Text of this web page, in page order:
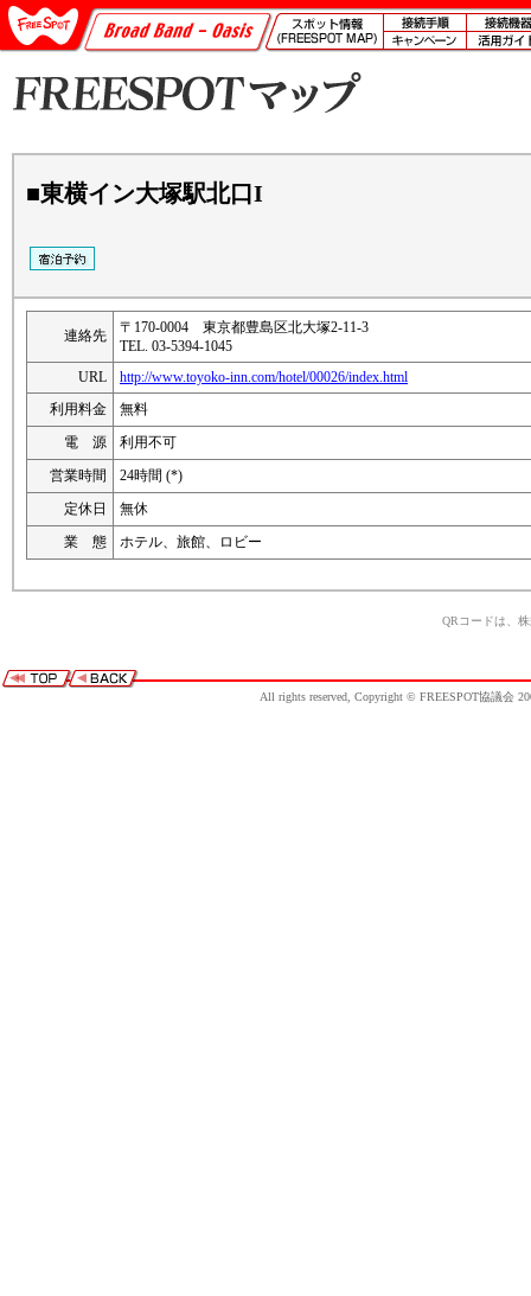
■東横イン大塚駅北口I
連絡先
〒170-0004 東京都豊島区北大塚2-11-3
TEL. 03-5394-1045
URL
http://www.toyoko-inn.com/hotel/00026/index.html
利用料金
無料
電 源
利用不可
営業時間
24時間 (*)
定休日
無休
業 態
ホテル、旅館、ロビー
QRコードは、
All rights reserved, Copyright © FREESPOT協議会